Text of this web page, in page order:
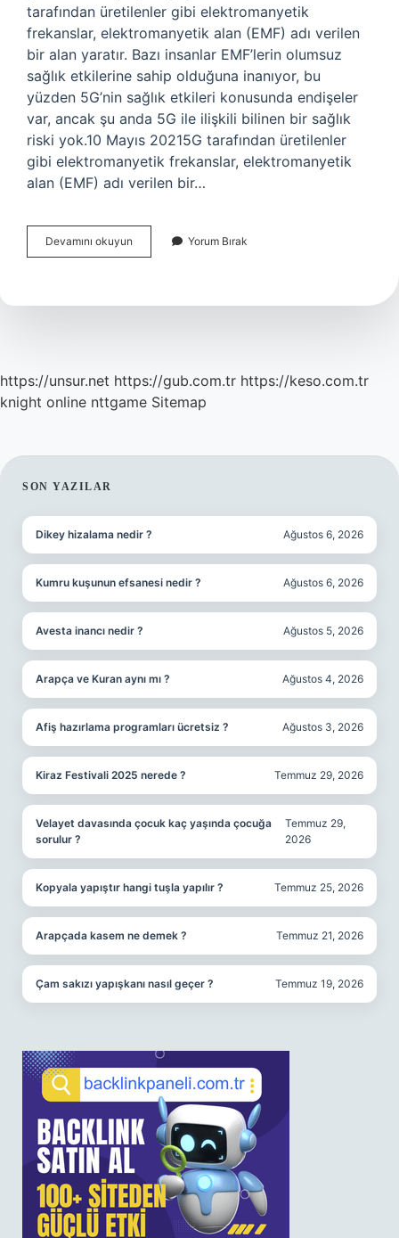
tarafından üretilenler gibi elektromanyetik
frekanslar, elektromanyetik alan (EMF) adı verilen
bir alan yaratır. Bazı insanlar EMF’lerin olumsuz
sağlık etkilerine sahip olduğuna inanıyor, bu
yüzden 5G’nin sağlık etkileri konusunda endişeler
var, ancak şu anda 5G ile ilişkili bilinen bir sağlık
riski yok.10 Mayıs 20215G tarafından üretilenler
gibi elektromanyetik frekanslar, elektromanyetik
alan (EMF) adı verilen bir…
Devamını okuyun
Modem
Yapar
Yorum Bırak
https://unsur.net https://gub.com.tr https://keso.com.tr
knight online nttgame Sitemap
SIDEBAR
SON YAZILAR
Dikey hizalama nedir ? Ağustos 6, 2026
Kumru kuşunun efsanesi nedir ? Ağustos 6, 2026
Avesta inancı nedir ? Ağustos 5, 2026
Arapça ve Kuran aynı mı ? Ağustos 4, 2026
Afiş hazırlama programları ücretsiz ? Ağustos 3, 2026
Kiraz Festivali 2025 nerede ? Temmuz 29, 2026
Velayet davasında çocuk kaç yaşında çocuğa
sorulur ?
Temmuz 29,
2026
Kopyala yapıştır hangi tuşla yapılır ? Temmuz 25, 2026
Arapçada kasem ne demek ? Temmuz 21, 2026
Çam sakızı yapışkanı nasıl geçer ? Temmuz 19, 2026